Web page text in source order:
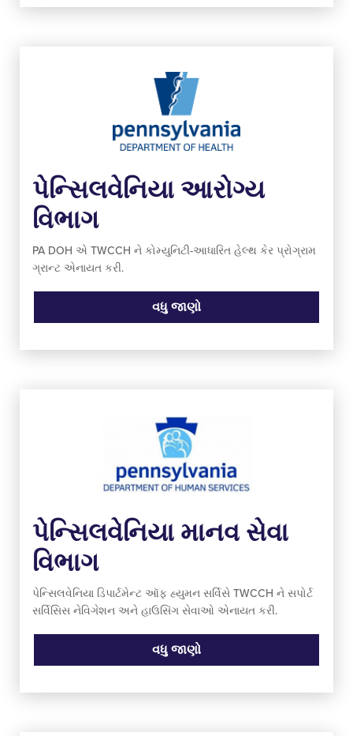
પેન્સિલવેનિયા આરોગ્ય
વિભાગ
PA DOH એ TWCCH ને કોમ્યુનિટી-આધારિત હેલ્થ કેર પ્રોગ્રામ
ગ્રાન્ટ એનાયત કરી.
વધુ જાણો
પેન્સિલવેનિયા માનવ સેવા
વિભાગ
પેન્સિલવેનિયા ડિપાર્ટમેન્ટ ઑફ હ્યુમન સર્વિસે TWCCH ને સપોર્ટ
સર્વિસિસ નેવિગેશન અને હાઉસિંગ સેવાઓ એનાયત કરી.
વધુ જાણો